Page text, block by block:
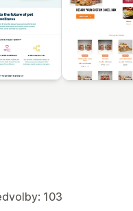
103